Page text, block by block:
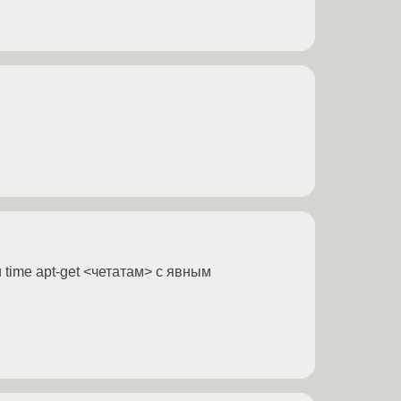
time apt-get <четатам> с явным